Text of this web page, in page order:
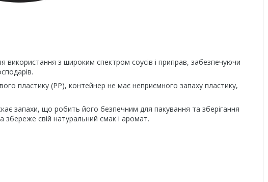
використання з широким спектром соусів і приправ, забезпечуючи
пластику (PP), контейнер не має неприємного запаху пластику,
запахи, що робить його безпечним для пакування та зберігання
свій натуральний смак і аромат.